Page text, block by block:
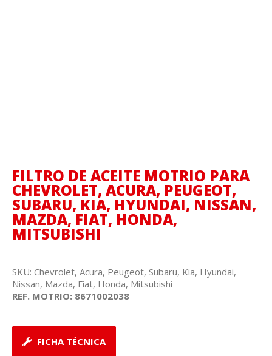
FILTRO DE ACEITE MOTRIO PARA
CHEVROLET, ACURA, PEUGEOT,
SUBARU, KIA, HYUNDAI, NISSAN,
MAZDA, FIAT, HONDA,
MITSUBISHI
SKU: Chevrolet, Acura, Peugeot, Subaru, Kia, Hyundai,
Nissan, Mazda, Fiat, Honda, Mitsubishi
REF. MOTRIO: 8671002038
FICHA TÉCNICA